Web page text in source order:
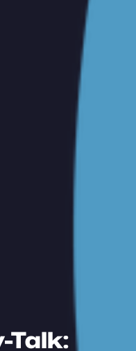
Talk: